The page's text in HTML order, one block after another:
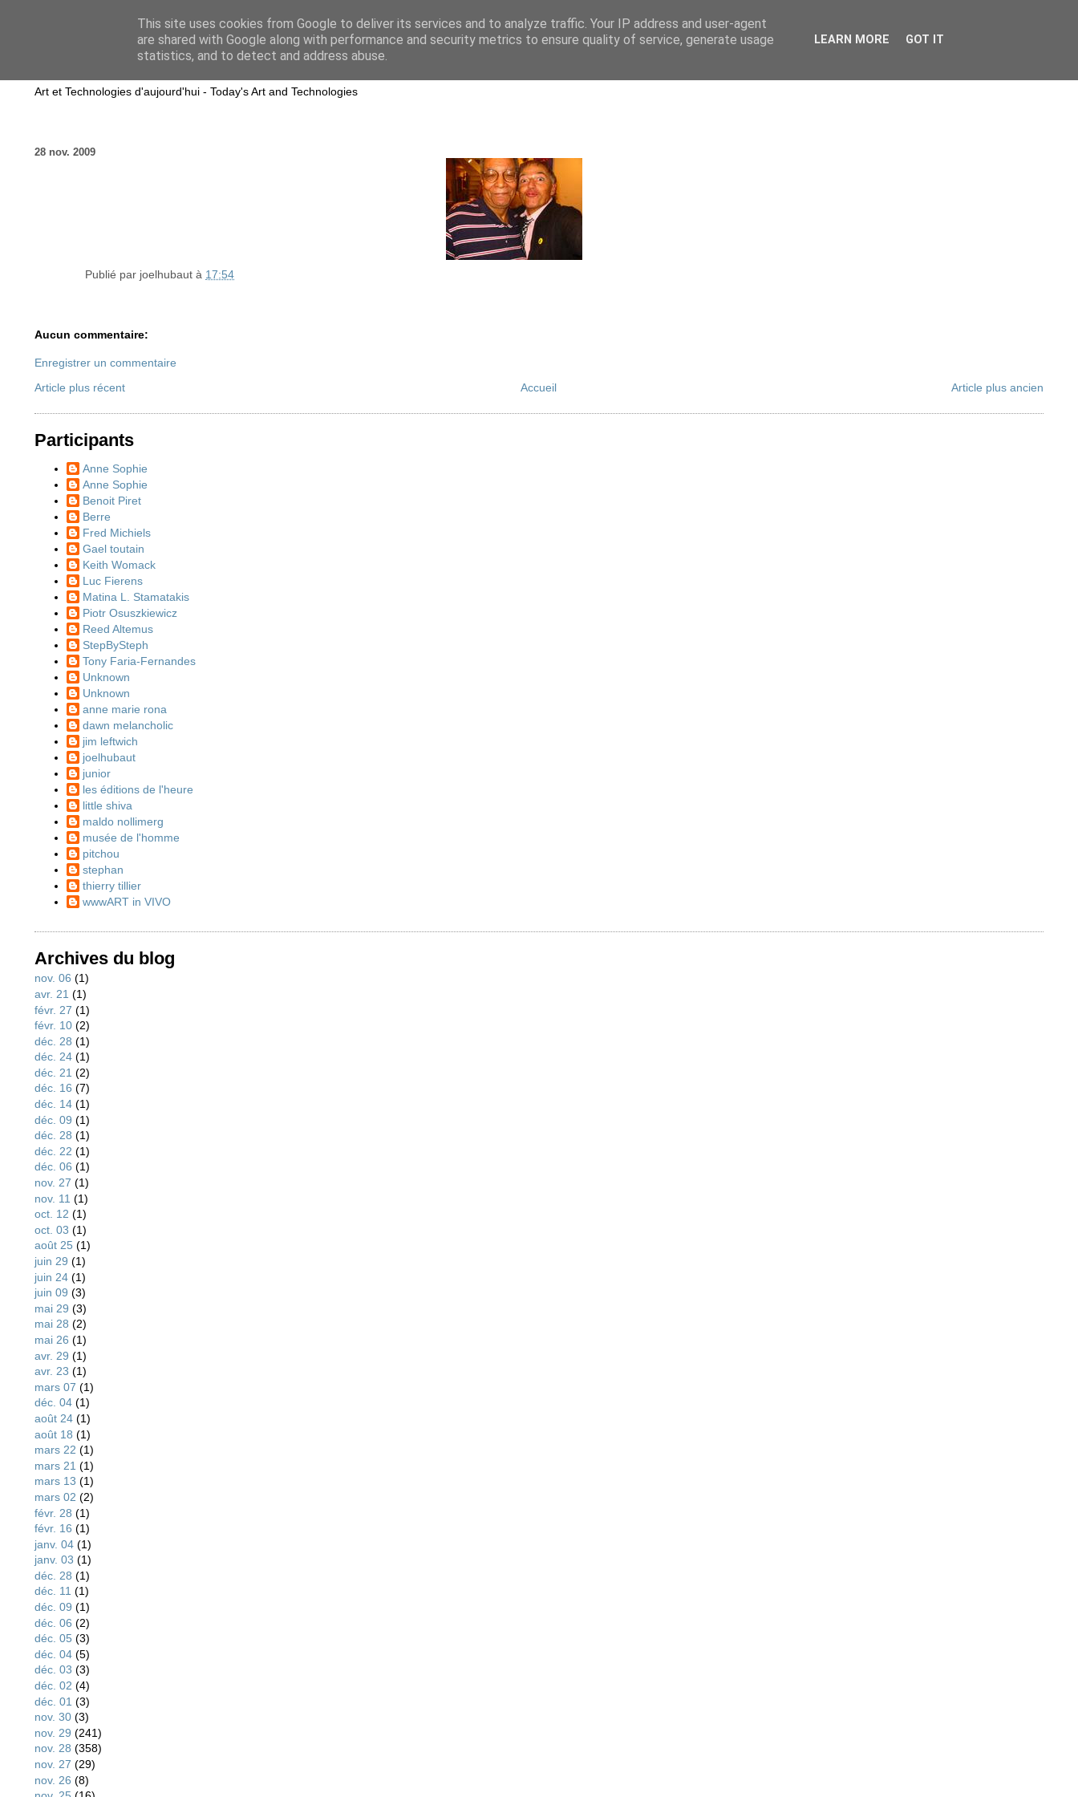
wwwART in VIVO
Art et Technologies d'aujourd'hui - Today's Art and Technologies
28 nov. 2009
Publié par joelhubaut à 17:54
Aucun commentaire:
Enregistrer un commentaire
Article plus récent
Article plus ancien
Accueil
Participants
Anne Sophie
Anne Sophie
Benoit Piret
Berre
Fred Michiels
Gael toutain
Keith Womack
Luc Fierens
Matina L. Stamatakis
Piotr Osuszkiewicz
Reed Altemus
StepBySteph
Tony Faria-Fernandes
Unknown
Unknown
anne marie rona
dawn melancholic
jim leftwich
joelhubaut
junior
les éditions de l'heure
little shiva
maldo nollimerg
musée de l'homme
pitchou
stephan
thierry tillier
wwwART in VIVO
Archives du blog
nov. 06 (1)
avr. 21 (1)
févr. 27 (1)
févr. 10 (2)
déc. 28 (1)
déc. 24 (1)
déc. 21 (2)
déc. 16 (7)
déc. 14 (1)
déc. 09 (1)
déc. 28 (1)
déc. 22 (1)
déc. 06 (1)
nov. 27 (1)
nov. 11 (1)
oct. 12 (1)
oct. 03 (1)
août 25 (1)
juin 29 (1)
juin 24 (1)
juin 09 (3)
mai 29 (3)
mai 28 (2)
mai 26 (1)
avr. 29 (1)
avr. 23 (1)
mars 07 (1)
déc. 04 (1)
août 24 (1)
août 18 (1)
mars 22 (1)
mars 21 (1)
mars 13 (1)
mars 02 (2)
févr. 28 (1)
févr. 16 (1)
janv. 04 (1)
janv. 03 (1)
déc. 28 (1)
déc. 11 (1)
déc. 09 (1)
déc. 06 (2)
déc. 05 (3)
déc. 04 (5)
déc. 03 (3)
déc. 02 (4)
déc. 01 (3)
nov. 30 (3)
nov. 29 (241)
nov. 28 (358)
nov. 27 (29)
nov. 26 (8)
This site uses cookies from Google to deliver its services and to analyze traffic. Your IP address and user-agent
are shared with Google along with performance and security metrics to ensure quality of service, generate usage
statistics, and to detect and address abuse.
LEARN MORE GOT IT